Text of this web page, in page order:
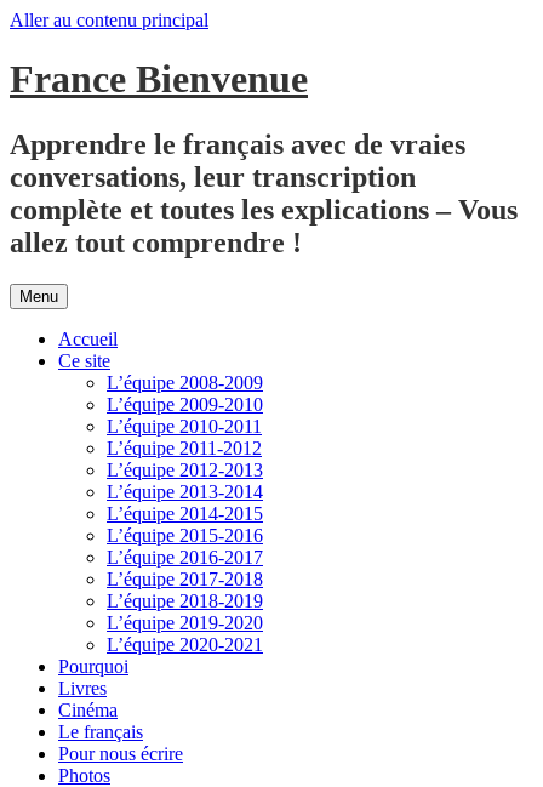
Aller au contenu principal
France Bienvenue
Apprendre le français avec de vraies
conversations, leur transcription
complète et toutes les explications – Vous
allez tout comprendre !
Menu
Accueil
Ce site
L’équipe 2008-2009
L’équipe 2009-2010
L’équipe 2010-2011
L’équipe 2011-2012
L’équipe 2012-2013
L’équipe 2013-2014
L’équipe 2014-2015
L’équipe 2015-2016
L’équipe 2016-2017
L’équipe 2017-2018
L’équipe 2018-2019
L’équipe 2019-2020
L’équipe 2020-2021
Pourquoi
Livres
Cinéma
Le français
Pour nous écrire
Photos